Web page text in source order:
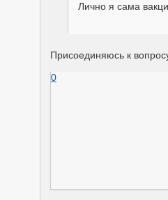
Лично я сама
Присоединяюсь к
0